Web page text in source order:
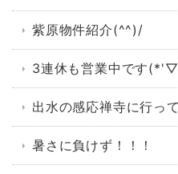
紫原物件紹介(^^)/
3連休も営業中です
出水の感応禅寺に行っ
暑さに負けず！！！